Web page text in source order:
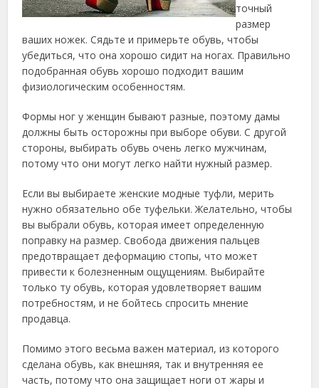
точный
размер
ваших ножек. Сядьте и примерьте обувь, чтобы
убедиться, что она хорошо сидит на ногах. Правильно
подобранная обувь хорошо подходит вашим
физиологическим особенностям.
Формы ног у женщин бывают разные, поэтому дамы
должны быть осторожны при выборе обуви. С другой
стороны, выбирать обувь очень легко мужчинам,
потому что они могут легко найти нужный размер.
Если вы выбираете женские модные туфли, мерить
нужно обязательно обе туфельки. Желательно, чтобы
вы выбрали обувь, которая имеет определенную
поправку на размер. Свобода движения пальцев
предотвращает деформацию стопы, что может
привести к болезненным ощущениям. Выбирайте
только ту обувь, которая удовлетворяет вашим
потребностям, и не бойтесь спросить мнение
продавца.
Помимо этого весьма важен материал, из которого
сделана обувь, как внешняя, так и внутренняя ее
часть, потому что она защищает ноги от жары и